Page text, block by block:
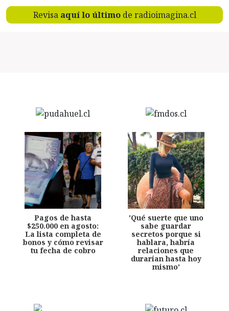
Revisa aquí lo últimode radioimagina.cl
Pagos de hasta
$250.000 en agosto:
La lista completa de
bonos y cómo revisar
tu fecha de cobro
'Qué suerte que uno
sabe guardar
secretos porque si
hablara, habría
relaciones que
durarían hasta hoy
mismo'